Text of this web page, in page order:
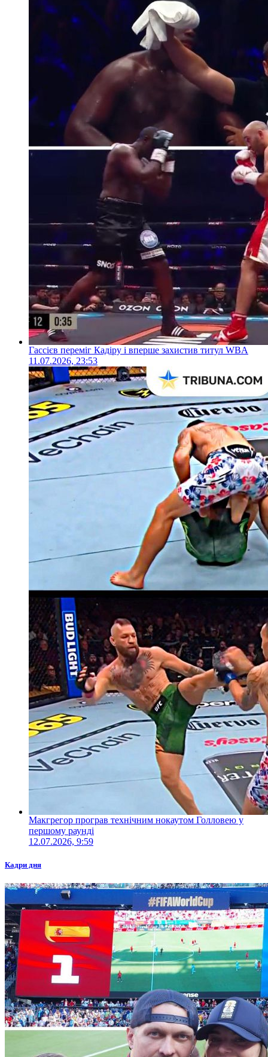
Гассієв переміг Кадіру і вперше захистив титул WBA
11.07.2026, 23:53
Макгрегор програв технічним нокаутом Голловею у
першому раунді
12.07.2026, 9:59
Кадри дня